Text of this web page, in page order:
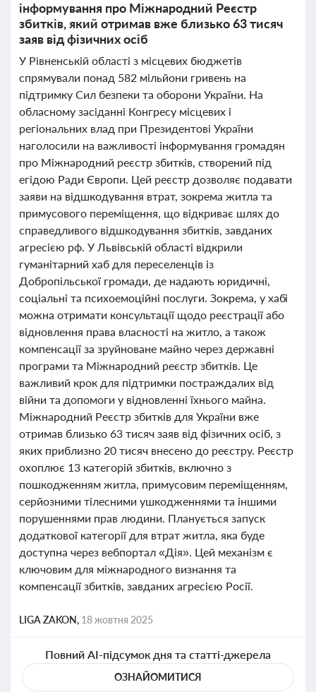
інформування про Міжнародний Реєстр
збитків, який отримав вже близько 63 тисяч
заяв від фізичних осіб
У Рівненській області з місцевих бюджетів
спрямували понад 582 мільйони гривень на
підтримку Сил безпеки та оборони України. На
обласному засіданні Конгресу місцевих і
регіональних влад при Президентові України
наголосили на важливості інформування громадян
про Міжнародний реєстр збитків, створений під
егідою Ради Європи. Цей реєстр дозволяє подавати
заяви на відшкодування втрат, зокрема житла та
примусового переміщення, що відкриває шлях до
справедливого відшкодування збитків, завданих
агресією рф. У Львівській області відкрили
гуманітарний хаб для переселенців із
Добропільської громади, де надають юридичні,
соціальні та психоемоційні послуги. Зокрема, у хабі
можна отримати консультації щодо реєстрації або
відновлення права власності на житло, а також
компенсації за зруйноване майно через державні
програми та Міжнародний реєстр збитків. Це
важливий крок для підтримки постраждалих від
війни та допомоги у відновленні їхнього майна.
Міжнародний Реєстр збитків для України вже
отримав близько 63 тисяч заяв від фізичних осіб, з
яких приблизно 20 тисяч внесено до реєстру. Реєстр
охоплює 13 категорій збитків, включно з
пошкодженням житла, примусовим переміщенням,
серйозними тілесними ушкодженнями та іншими
порушеннями прав людини. Планується запуск
додаткової категорії для втрат житла, яка буде
доступна через вебпортал «Дія». Цей механізм є
ключовим для міжнародного визнання та
компенсації збитків, завданих агресією Росії.
LIGA ZAKON, 18 жовтня 2025
Повний AI-підсумок дня та статті-джерела
ОЗНАЙОМИТИСЯ